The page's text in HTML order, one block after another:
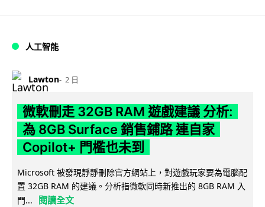
人工智能
Lawton 2 日
微軟刪走 32GB RAM 遊戲建議 分析:
為 8GB Surface 銷售鋪路 連自家
Copilot+ 門檻也未到
Microsoft 被發現靜靜刪除官方網站上，對遊戲玩家要為電腦配
置 32GB RAM 的建議。分析指微軟同時新推出的 8GB RAM 入
門...
閱讀全文